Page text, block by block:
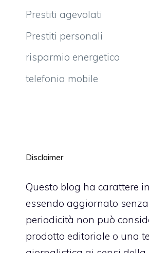
Prestiti agevolati
Prestiti personali
risparmio energetico
telefonia mobile
Disclaimer
Questo blog ha carattere
essendo aggiornato
periodicità non può
prodotto editoriale o una